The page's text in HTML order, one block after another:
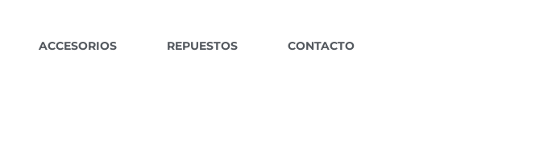
ACCESORIOS REPUESTOS CONTACTO